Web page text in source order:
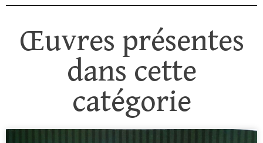
Œuvres présentes
dans cette
catégorie